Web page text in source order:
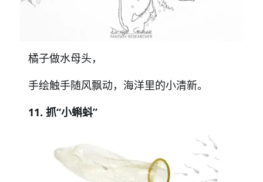
橘子做水母头，
手绘触手随风飘动，海洋里的小清新。
11. 抓“小蝌蚪”